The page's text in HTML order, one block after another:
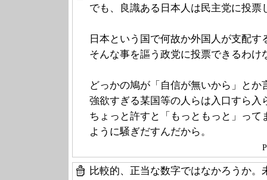
でも、良識ある日本人は民主党に投票
日本という国で何故か外国人が支配
そんな事を謳う政党に投票できるわけ
どっかの鳩が「自信が無いから」と
強欲すぎる某国等の人らは入口すら入
ちょっと許すと「もっともっと」って
ように騒ぎだすんだから。
比較的、正当な数字ではなかろうか